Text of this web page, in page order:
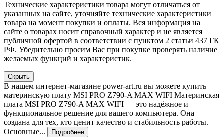
Технические характеристики товара могут отличаться от
указанных на сайте, уточняйте технические характеристики
товара на момент покупки и оплаты. Вся информация на
сайте о товарах носит справочный характер и не является
публичной офертой в соответствии с пунктом 2 статьи 437 ГК
РФ. Убедительно просим Вас при покупке проверять наличие
желаемых функций и характеристик.
Скрыть
В нашем интернет-магазине power-art.ru вы можете купить
материнскую плату MSI PRO Z790-A MAX WIFI Материнская
плата MSI PRO Z790-A MAX WIFI — это надёжное и
функциональное решение для вашего компьютера. Она
создана для тех, кто ценит качество и стабильность работы.
Основные...
Подробнее